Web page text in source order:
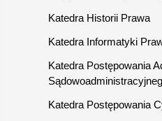
Katedra Historii Prawa
Katedra Informatyki
Katedra Postępowania
Katedra Postępowania